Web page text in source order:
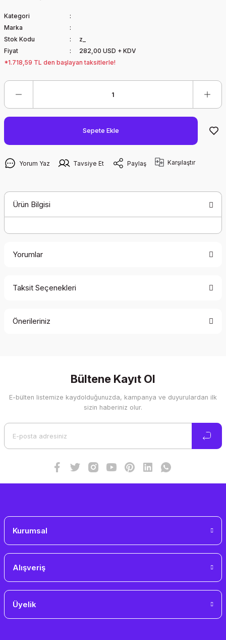
Kategori
Marka
Stok Kodu
z_
Fiyat
282,00 USD + KDV
*1.718,59 TL den başlayan taksitlerle!
Sepete Ekle
Yorum Yaz Tavsiye Et Paylaş Karşılaştır
Ürün Bilgisi
Yorumlar
Taksit Seçenekleri
Önerileriniz
Görüş ve önerileriniz için teşekkür ederiz.
Ürün resmi kalitesiz, bozuk veya görüntülenemiyor.
Bültene Kayıt Ol
E-bülten listemize kaydolduğunuzda, kampanya ve duyurulardan ilk
sizin haberiniz olur.
Kurumsal
Alışveriş
Üyelik